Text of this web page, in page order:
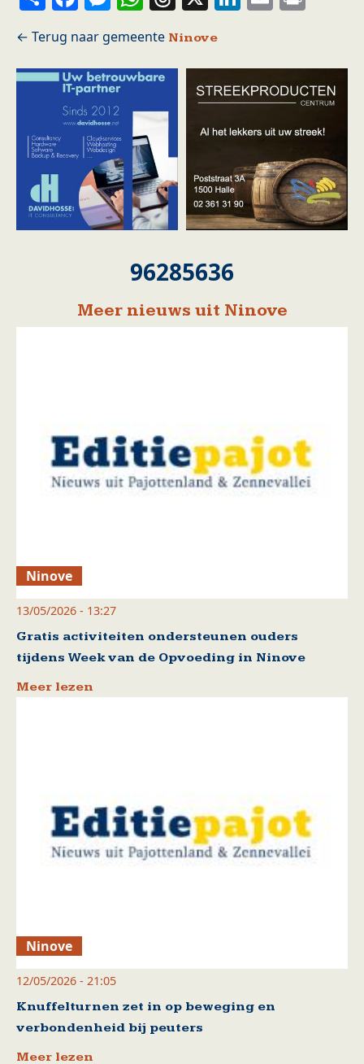
Ninove
96285636
Meer nieuws uit Ninove
Ninove
13/05/2026 - 13:27
Gratis activiteiten ondersteunen ouders
tijdens Week van de Opvoeding in Ninove
Meer lezen
Ninove
12/05/2026 - 21:05
Knuffelturnen zet in op beweging en
verbondenheid bij peuters
Meer lezen